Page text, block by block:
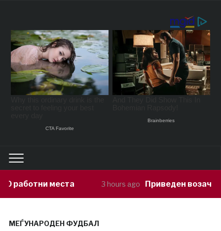
3 hours ago Приведен возач кој ја предизвикал
МЕЃУНАРОДЕН ФУДБАЛ